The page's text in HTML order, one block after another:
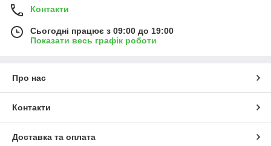
Контакти
Сьогодні працює з 09:00 до 19:00
Показати весь графік роботи
Про нас
Контакти
Доставка та оплата